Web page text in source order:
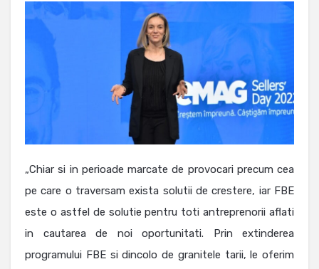
„Chiar si in perioade marcate de provocari precum cea
pe care o traversam exista solutii de crestere, iar FBE
este o astfel de solutie pentru toti antreprenorii aflati
in cautarea de noi oportunitati. Prin extinderea
programului FBE si dincolo de granitele tarii, le oferim